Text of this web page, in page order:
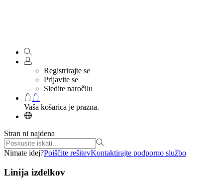
Registrirajte se
Prijavite se
Sledite naročilu
Vaša košarica je prazna.
Stran ni najdena
Nimate idej?Poiščite rešitevKontaktirajte podporno službo
Linija izdelkov